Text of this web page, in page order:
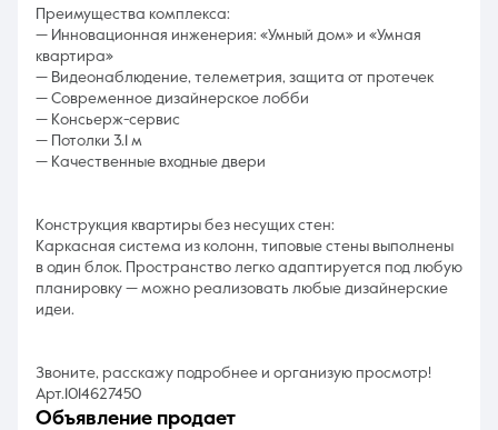
Преимущества комплекса:
— Инновационная инженерия: «Умный дом» и «Умная
квартира»
— Видеонаблюдение, телеметрия, защита от протечек
— Современное дизайнерское лобби
— Консьерж-сервис
— Потолки 3.1 м
— Качественные входные двери
Конструкция квартиры без несущих стен:
Каркасная система из колонн, типовые стены выполнены
в один блок. Пространство легко адаптируется под любую
планировку — можно реализовать любые дизайнерские
идеи.
Звоните, расскажу подробнее и организую просмотр!
Арт.1014627450
объявление продает